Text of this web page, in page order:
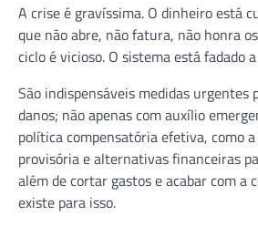
A crise é gravíssima. O dinheiro está
que não abre, não fatura, não honra
ciclo é vicioso. O sistema está fadado
São indispensáveis medidas urgentes
danos; não apenas com auxílio
política compensatória efetiva, como
provisória e alternativas financeiras
além de cortar gastos e acabar com a
existe para isso.